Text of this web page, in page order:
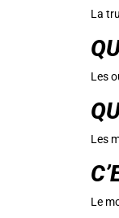
La
Les
Les
Le